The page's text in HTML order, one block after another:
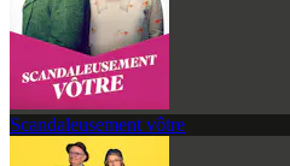
Scandaleusement vôtre